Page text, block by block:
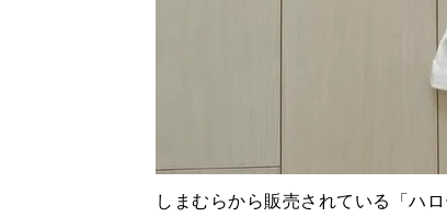
しまむらから販売されている「ハ